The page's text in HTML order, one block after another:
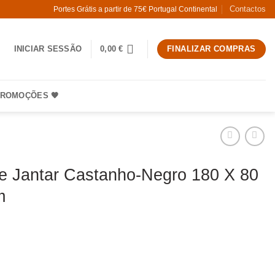
Portes Grátis a partir de 75€ Portugal Continental Contactos
INICIAR SESSÃO 0,00€ FINALIZAR COMPRAS
🧡
Jantar Castanho-Negro 180 X 80